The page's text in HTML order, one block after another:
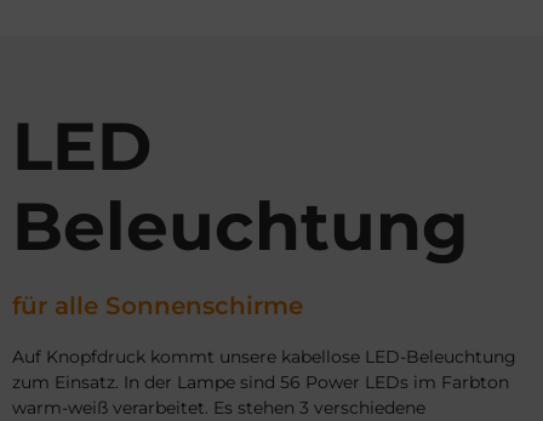
LED
Beleuchtung
für alle Sonnenschirme
Auf Knopfdruck kommt unsere kabellose LED-Beleuchtung
zum Einsatz. In der Lampe sind 56 Power LEDs im Farbton
warm-weiß verarbeitet. Es stehen 3 verschiedene